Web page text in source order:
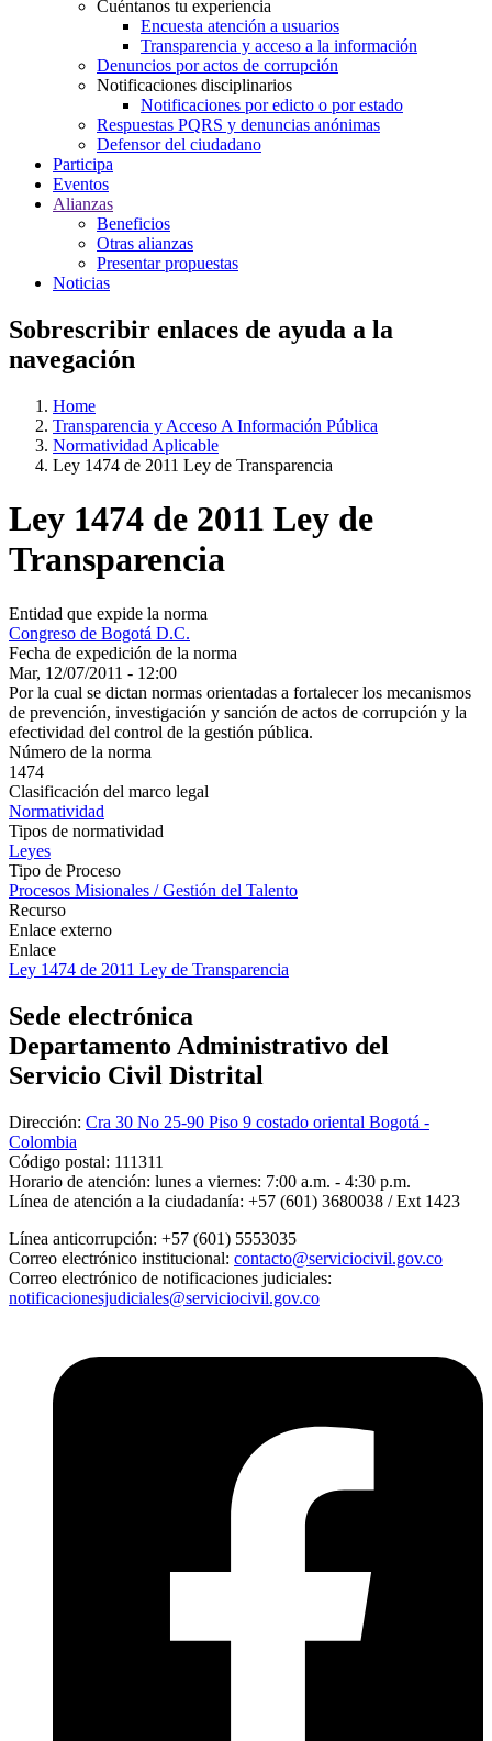
Cuéntanos tu experiencia
Encuesta atención a usuarios
Transparencia y acceso a la información
Denuncios por actos de corrupción
Notificaciones disciplinarios
Notificaciones por edicto o por estado
Respuestas PQRS y denuncias anónimas
Defensor del ciudadano
Participa
Eventos
Alianzas
Beneficios
Otras alianzas
Presentar propuestas
Noticias
Sobrescribir enlaces de ayuda a la
navegación
Home
Transparencia y Acceso A Información Pública
Normatividad Aplicable
Ley 1474 de 2011 Ley de Transparencia
Ley 1474 de 2011 Ley de
Transparencia
Entidad que expide la norma
Congreso de Bogotá D.C.
Fecha de expedición de la norma
Mar, 12/07/2011 - 12:00
Por la cual se dictan normas orientadas a fortalecer los mecanismos
de prevención, investigación y sanción de actos de corrupción y la
efectividad del control de la gestión pública.
Número de la norma
1474
Clasificación del marco legal
Normatividad
Tipos de normatividad
Leyes
Tipo de Proceso
Procesos Misionales / Gestión del Talento
Recurso
Enlace externo
Enlace
Ley 1474 de 2011 Ley de Transparencia
Sede electrónica
Departamento Administrativo del
Servicio Civil Distrital
Dirección: Cra 30 No 25-90 Piso 9 costado oriental Bogotá -
Colombia
Código postal: 111311
Horario de atención: lunes a viernes: 7:00 a.m. - 4:30 p.m.
Línea de atención a la ciudadanía: +57 (601) 3680038 / Ext 1423
Línea anticorrupción: +57 (601) 5553035
Correo electrónico institucional: contacto@serviciocivil.gov.co
Correo electrónico de notificaciones judiciales:
notificacionesjudiciales@serviciocivil.gov.co